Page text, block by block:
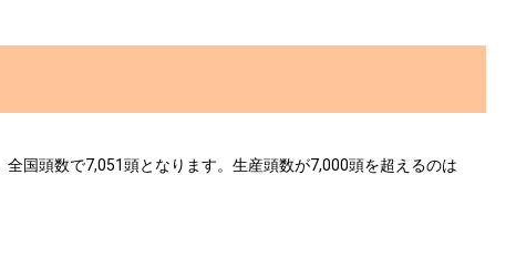
国頭数で7,051頭となります。生産頭数が7,000頭を超えるのは